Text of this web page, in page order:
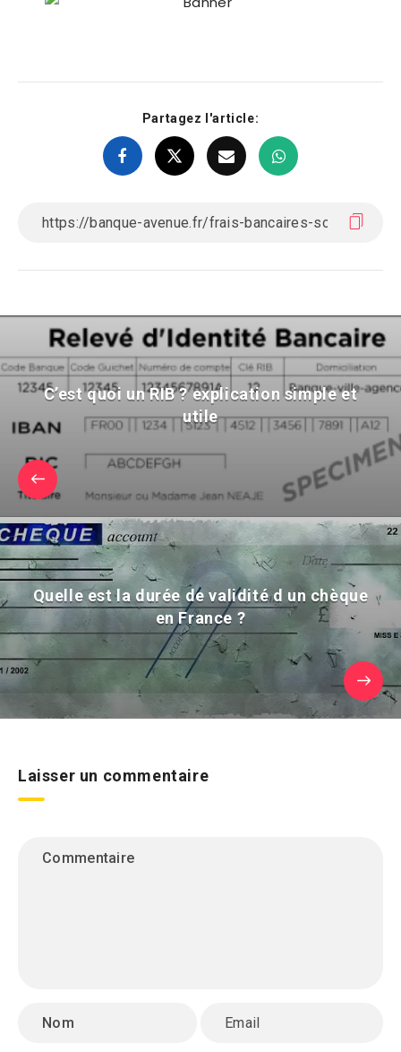
Partagez l'article:
C’est quoi un RIB ? explication simple et
utile
Quelle est la durée de validité d un chèque
en France ?
Laisser un commentaire